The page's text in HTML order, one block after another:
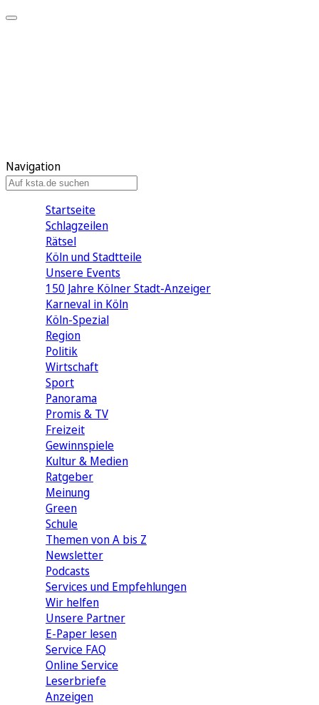
Navigation
Startseite
Schlagzeilen
Rätsel
Köln und Stadtteile
Unsere Events
150 Jahre Kölner Stadt-Anzeiger
Karneval in Köln
Köln-Spezial
Region
Politik
Wirtschaft
Sport
Panorama
Promis & TV
Freizeit
Gewinnspiele
Kultur & Medien
Ratgeber
Meinung
Green
Schule
Themen von A bis Z
Newsletter
Podcasts
Services und Empfehlungen
Wir helfen
Unsere Partner
E-Paper lesen
Service FAQ
Online Service
Leserbriefe
Anzeigen